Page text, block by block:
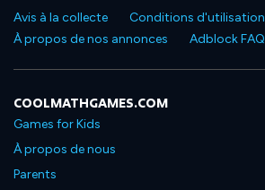
Avis à la collecte
Conditions d'utilisation
À propos de nos annonces
Adblock FAQ
COOLMATHGAMES.COM
Games for Kids
À propos de nous
Parents